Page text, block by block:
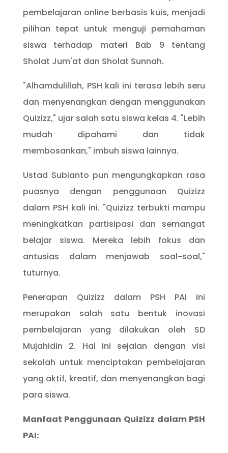
pembelajaran online berbasis kuis, menjadi
pilihan tepat untuk menguji pemahaman
siswa terhadap materi Bab 9 tentang
Sholat Jum'at dan Sholat Sunnah.
"Alhamdulillah, PSH kali ini terasa lebih seru
dan menyenangkan dengan menggunakan
Quizizz," ujar salah satu siswa kelas 4. "Lebih
mudah dipahami dan tidak
membosankan," imbuh siswa lainnya.
Ustad Subianto pun mengungkapkan rasa
puasnya dengan penggunaan Quizizz
dalam PSH kali ini. "Quizizz terbukti mampu
meningkatkan partisipasi dan semangat
belajar siswa. Mereka lebih fokus dan
antusias dalam menjawab soal-soal,"
tuturnya.
Penerapan Quizizz dalam PSH PAI ini
merupakan salah satu bentuk inovasi
pembelajaran yang dilakukan oleh SD
Mujahidin 2. Hal ini sejalan dengan visi
sekolah untuk menciptakan pembelajaran
yang aktif, kreatif, dan menyenangkan bagi
para siswa.
Manfaat Penggunaan Quizizz dalam PSH
PAI: